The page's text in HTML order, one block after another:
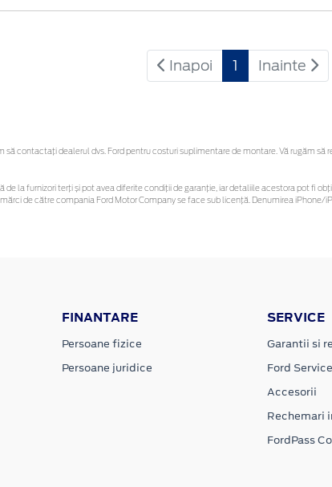
Inapoi 1 Inainte
să contactaţi dealerul dvs. Ford pentru costuri suplimentare de montare. Vă rugăm
de la furnizori terți și pot avea diferite condiții de garanție, iar detaliile acestora pot fi
de către compania Ford Motor Company se face sub licență. Denumirea
FINANTARE
Persoane fizice
Persoane juridice
SERVICE
Garantii si
Ford
Accesorii
Rechemari
FordPass